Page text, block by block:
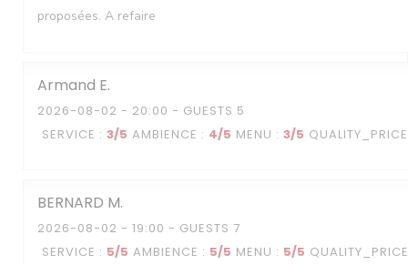
proposées. A refaire
Armand E
2026-08-02 - 20:00 - GUESTS 5
SERVICE : 3/5 AMBIENCE : 4/5 MENU : 3/5 QUALITY_PRICE
BERNARD M
2026-08-02 - 19:00 - GUESTS 7
SERVICE : 5/5 AMBIENCE : 5/5 MENU : 5/5 QUALITY_PRICE